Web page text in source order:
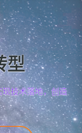
型
技术落地，创造